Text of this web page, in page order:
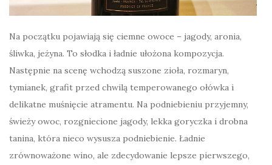
Na początku pojawiają się ciemne owoce – jagody, aronia,
śliwka, jeżyna. To słodka i ładnie ułożona kompozycja.
Następnie na scenę wchodzą suszone zioła, rozmaryn,
tymianek, grafit przed chwilą temperowanego ołówka i
delikatne muśnięcie atramentu. Na podniebieniu przyjemny,
świeży owoc, rozgniecione jagody, lekka goryczka i drobna
tanina, która nieco wysusza podniebienie. Ładnie
zrównoważone wino, ale zdecydowanie lepsze pierwszego,